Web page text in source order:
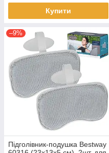
Купити
–9%
Підголівник-подушка Bestway